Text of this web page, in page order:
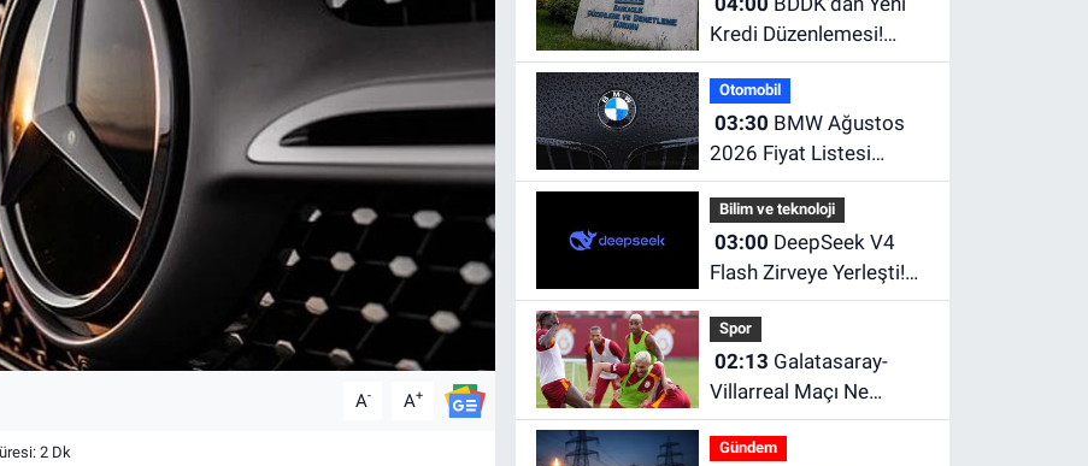
A- A+
2 Dk
Kredi Düzenlemesi!
Limitler Düşürüldü,
Uyum İçin Tarih Verildi
Otomobil
03:30
2026 Fiyat Listesi
Açıklandı! İşte Güncel
Fiyatlar
Bilim ve teknoloji
03:00
Flash Zirveye Yerleşti!
Dünyanın En Çok Tercih
Edilen Yapay Zekâ
Modellerinden Biri Oldu
Spor
02:13
Villarreal Maçı Ne
Zaman, Saat Kaçta ve
Hangi Kanalda?
Gündem